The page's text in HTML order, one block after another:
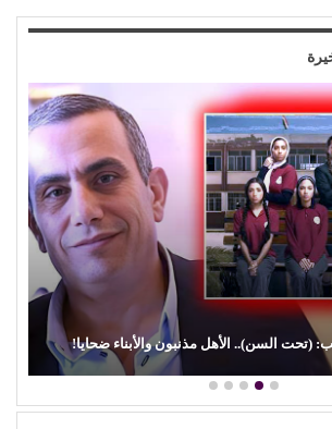
(تحت السن).. الأهل مذنبون والأبناء ضحايا!